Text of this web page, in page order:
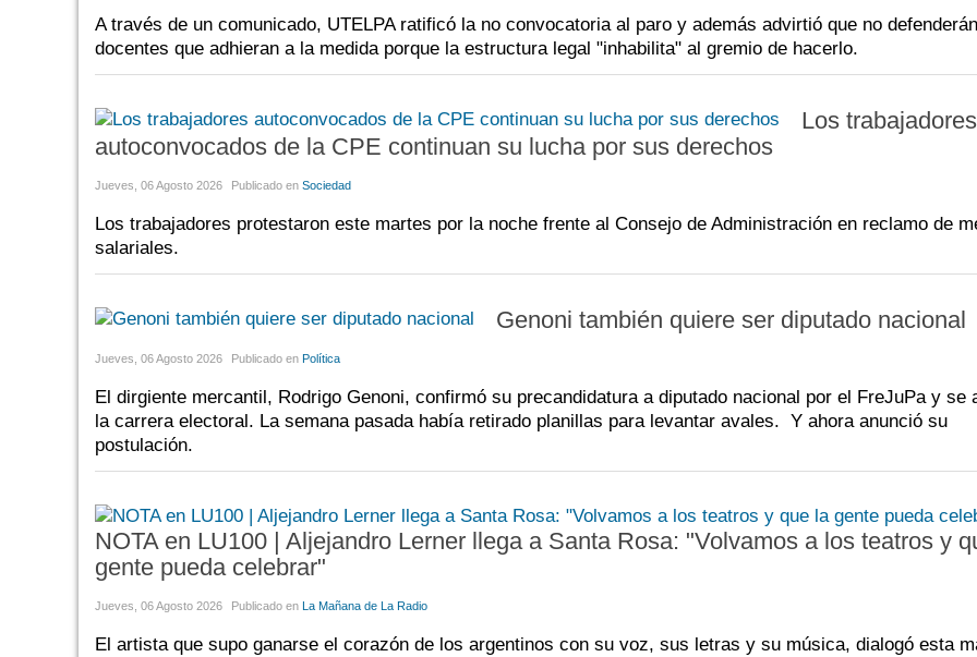
A través de un comunicado, UTELPA ratificó la no convocatoria al paro y además advirtió que no
docentes que adhieran a la medida porque la estructura legal "inhabilita" al gremio de hacerlo.
Los trabajadores
autoconvocados de la CPE continuan su lucha por sus derechos
Jueves, 06 Agosto 2026 Publicado en Sociedad
Los trabajadores protestaron este martes por la noche frente al Consejo de Administración en reclamo de
salariales.
Genoni también quiere ser diputado nacional
Jueves, 06 Agosto 2026 Publicado en Política
El dirgiente mercantil, Rodrigo Genoni, confirmó su precandidatura a diputado nacional por el FreJuPa y se
la carrera electoral. La semana pasada había retirado planillas para levantar avales. Y ahora anunció su
postulación.
NOTA en LU100 | Aljejandro Lerner llega a Santa Rosa: "Volvamos a los teatros y
gente pueda celebrar"
Jueves, 06 Agosto 2026 Publicado en La Mañana de La Radio
El artista que supo ganarse el corazón de los argentinos con su voz, sus letras y su música, dialogó esta